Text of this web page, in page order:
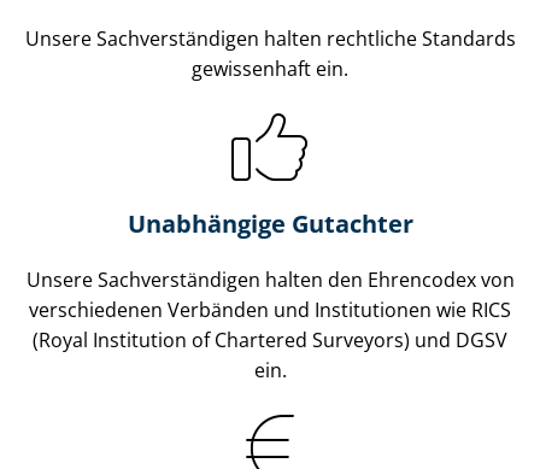
Unsere Sach­ver­stän­di­gen halten rechtliche Standards
gewissenhaft ein.
Unabhängige Gutachter
Unsere Sach­ver­stän­di­gen halten den Ehrencodex von
verschiedenen Verbänden und Institutionen wie RICS
(Royal Institution of Chartered Surveyors) und DGSV
ein.